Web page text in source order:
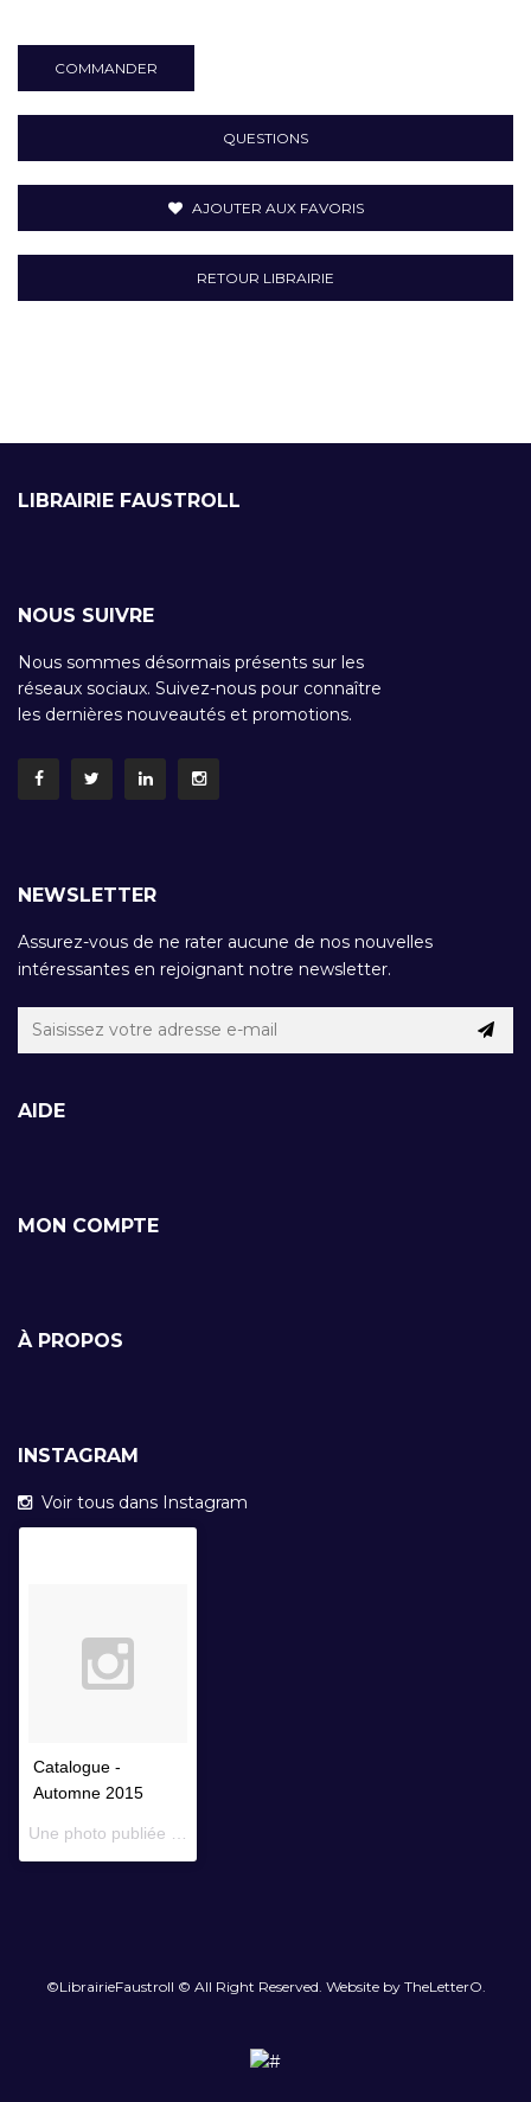
COMMANDER
QUESTIONS
AJOUTER AUX FAVORIS
RETOUR LIBRAIRIE
LIBRAIRIE FAUSTROLL
NOUS SUIVRE
Nous sommes désormais présents sur les
réseaux sociaux. Suivez-nous pour connaître
les dernières nouveautés et promotions.
NEWSLETTER
Assurez-vous de ne rater aucune de nos nouvelles
intéressantes en rejoignant notre newsletter.
AIDE
MON COMPTE
À PROPOS
INSTAGRAM
Voir tous dans Instagram
Catalogue -
Automne 2015
©LibrairieFaustroll © All Right Reserved. Website by TheLetterO.